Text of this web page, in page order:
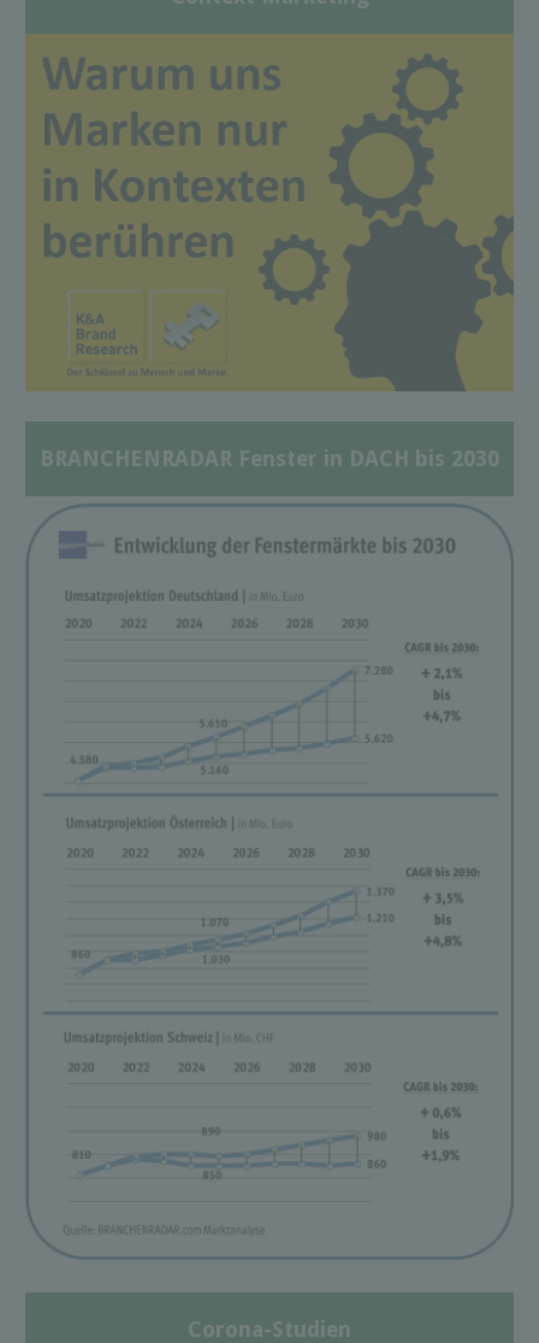
BRANCHENRADAR Fenster in DACH bis 2030
Corona-Studien